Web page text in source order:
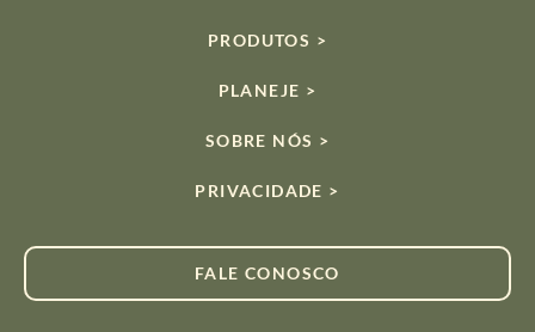
PRODUTOS >
PLANEJE >
SOBRE NÓS >
PRIVACIDADE >
FALE CONOSCO